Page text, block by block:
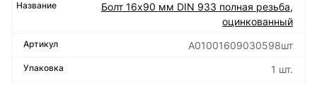
Болт 16х90 мм DIN 933 полная резьба,
оцинкованный
А01001609030598шт
1 шт.